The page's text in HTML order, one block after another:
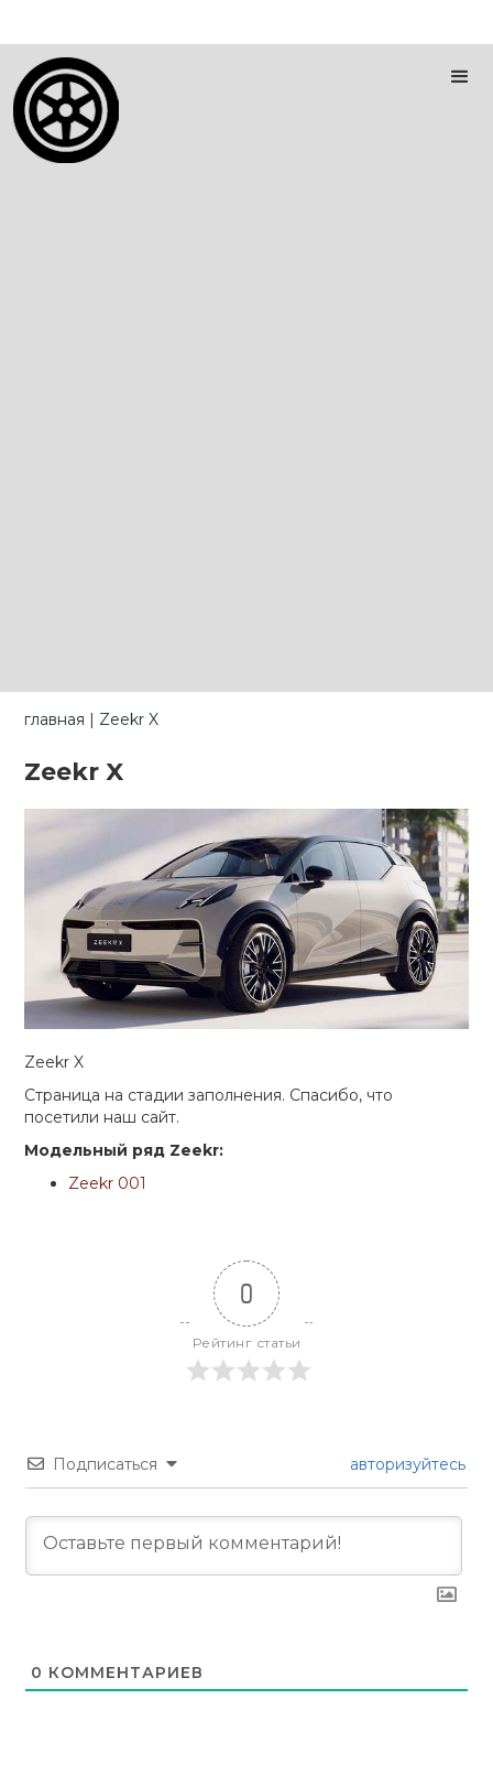
главная | Zeekr X
Zeekr X
Zeekr X
Страница на стадии заполнения. Спасибо, что
посетили наш сайт.
Модельный ряд Zeekr:
Zeekr 001
0
Рейтинг статьи
Подписаться авторизуйтесь
0 КОММЕНТАРИЕВ